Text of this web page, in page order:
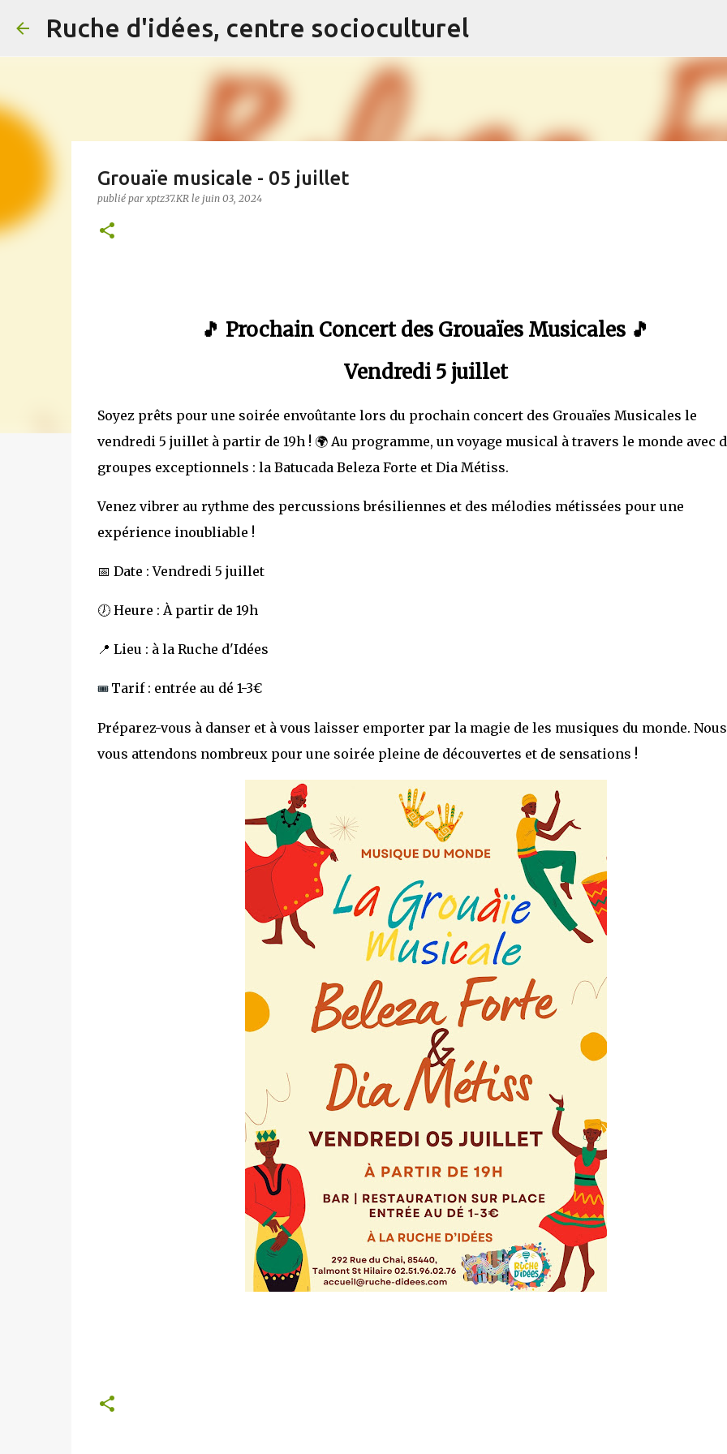
Accéder au contenu principal
Ruche d'idées, centre socioculturel
Grouaïe musicale - 05 juillet
publié par xptz37.KR le juin 03, 2024
🎵 Prochain Concert des Grouaïes Musicales 🎵
Vendredi 5 juillet
Soyez prêts pour une soirée envoûtante lors du prochain concert des Grouaïes Musicales le
vendredi 5 juillet à partir de 19h ! 🌍 Au programme, un voyage musical à travers le monde avec
groupes exceptionnels : la Batucada Beleza Forte et Dia Métiss.
Venez vibrer au rythme des percussions brésiliennes et des mélodies métissées pour une
expérience inoubliable !
📅 Date : Vendredi 5 juillet
🕖 Heure : À partir de 19h
📍 Lieu : à la Ruche d'Idées
🎟️ Tarif : entrée au dé 1-3€
Préparez-vous à danser et à vous laisser emporter par la magie de les musiques du monde. Nous
vous attendons nombreux pour une soirée pleine de découvertes et de sensations !